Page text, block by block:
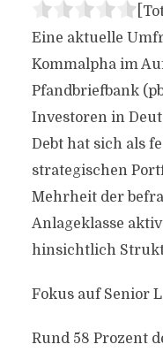
Eine aktuelle
Kommalpha im
Pfandbriefbank
Investoren in
Debt hat sich als
strategischen
Mehrheit der
Anlageklasse
hinsichtlich
Fokus auf Senior
Rund 58 Prozent